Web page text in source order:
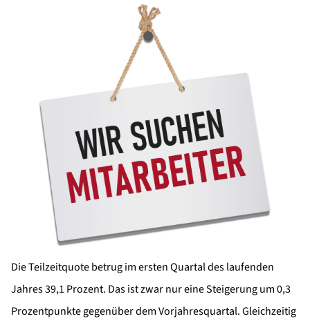
Die Teilzeitquote betrug im ersten Quartal des laufenden
Jahres 39,1 Prozent. Das ist zwar nur eine Steigerung um 0,3
Prozentpunkte gegenüber dem Vorjahresquartal. Gleichzeitig